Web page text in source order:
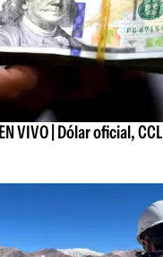
VIVO | Dólar oficial,